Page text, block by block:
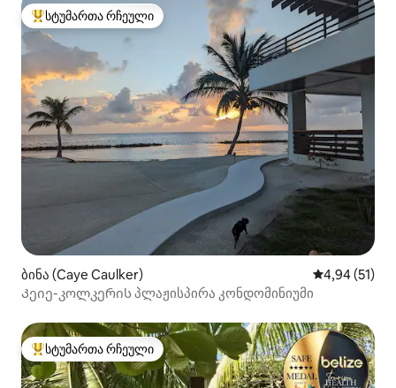
სტუმართა რჩეული მოწინავე ვარიანტი
სტუმართა რჩეული
ბინა (Caye Caulker) საშუალო
4,94 (51)
Კეიე-კოლკერის პლაჟისპირა კონდომინიუმი
სტუმართა რჩეული მოწინავე ვარიანტი
სტუმართა რჩეული